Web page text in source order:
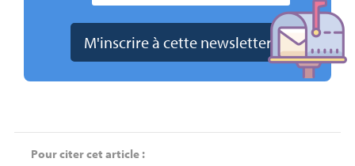
Pour citer cet article :